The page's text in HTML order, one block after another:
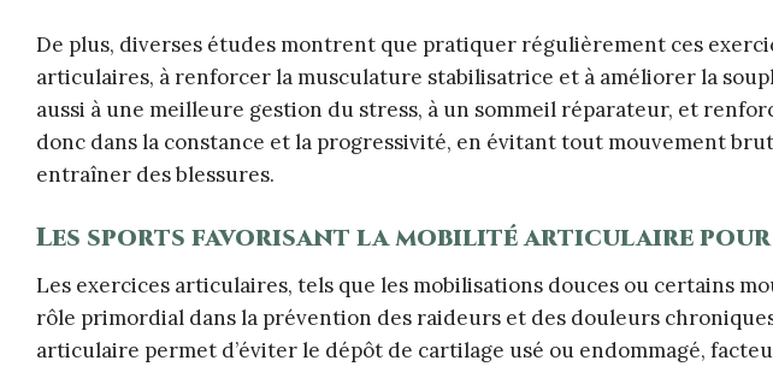
De plus, diverses études montrent que pratiquer régulièrement ces
articulaires, à renforcer la musculature stabilisatrice et à améliorer la
aussi à une meilleure gestion du stress, à un sommeil réparateur, et
donc dans la constance et la progressivité, en évitant tout mouvement
entraîner des blessures.
Les sports favorisant la mobilité articulaire
Les exercices articulaires, tels que les mobilisations douces ou certains
rôle primordial dans la prévention des raideurs et des douleurs
articulaire permet d’éviter le dépôt de cartilage usé ou endommagé,